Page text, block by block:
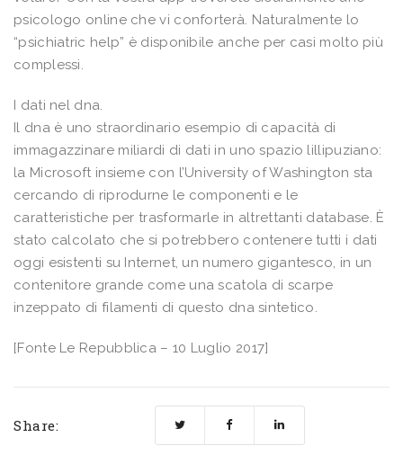
psicologo online che vi conforterà. Naturalmente lo
“psichiatric help” è disponibile anche per casi molto più
complessi.
I dati nel dna.
Il dna è uno straordinario esempio di capacità di
immagazzinare miliardi di dati in uno spazio lillipuziano:
la Microsoft insieme con l’University of Washington sta
cercando di riprodurne le componenti e le
caratteristiche per trasformarle in altrettanti database. È
stato calcolato che si potrebbero contenere tutti i dati
oggi esistenti su Internet, un numero gigantesco, in un
contenitore grande come una scatola di scarpe
inzeppato di filamenti di questo dna sintetico.
[Fonte Le Repubblica – 10 Luglio 2017]
Share: